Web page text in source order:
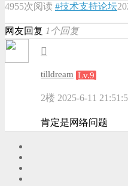
4955次阅读 #技术支持论坛
网友回复 1个回复
tilldream Lv.9
2楼 2025-6-11
肯定是网络问题